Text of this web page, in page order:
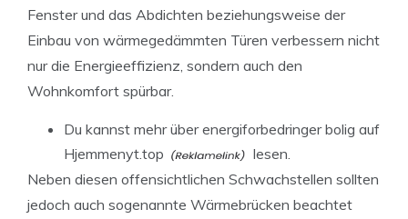
Fenster und das Abdichten beziehungsweise der
Einbau von wärmegedämmten Türen verbessern nicht
nur die Energieeffizienz, sondern auch den
Wohnkomfort spürbar.
Du kannst mehr über energiforbedringer bolig auf
Hjemmenyt.top
lesen.
Neben diesen offensichtlichen Schwachstellen sollten
jedoch auch sogenannte Wärmebrücken beachtet